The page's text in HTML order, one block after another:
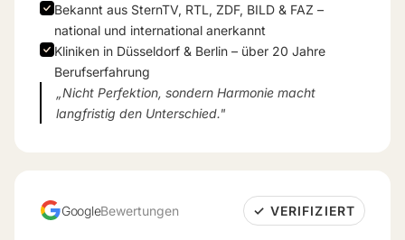
Bekannt aus SternTV, RTL, ZDF, BILD & FAZ –
national und international anerkannt
Kliniken in Düsseldorf & Berlin – über 20 Jahre
Berufserfahrung
„Nicht Perfektion, sondern Harmonie macht
langfristig den Unterschied."
GoogleBewertungen ✓ VERIFIZIERT